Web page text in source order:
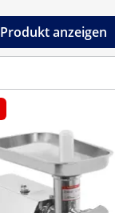
Produkt anzeigen